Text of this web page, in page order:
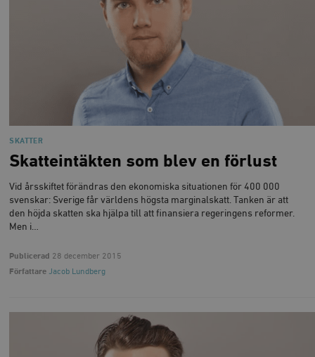
SKATTER
Skatteintäkten som blev en förlust
Vid årsskiftet förändras den ekonomiska situationen för 400 000
svenskar: Sverige får världens högsta marginalskatt. Tanken är att
den höjda skatten ska hjälpa till att finansiera regeringens reformer.
Men i…
Publicerad 28 december 2015
Författare Jacob Lundberg